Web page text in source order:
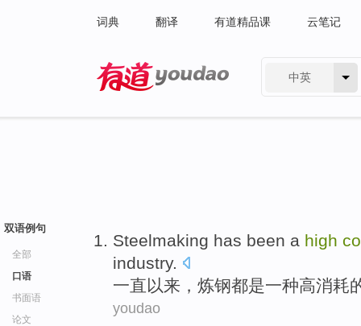
词典 翻译 有道精品课 云笔记
中英
双语例句
全部
口语
书面语
论文
Steelmaking has been a high
industry.
一直以来， 炼钢都是一种高消耗
youdao